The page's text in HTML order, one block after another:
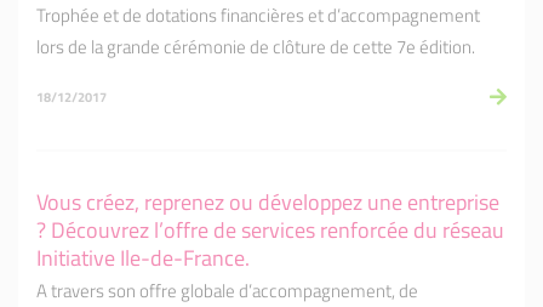
Trophée et de dotations financières et d’accompagnement
lors de la grande cérémonie de clôture de cette 7e édition.
18/12/2017
Vous créez, reprenez ou développez une entreprise
? Découvrez l’offre de services renforcée du réseau
Initiative Ile-de-France.
A travers son offre globale d’accompagnement, de